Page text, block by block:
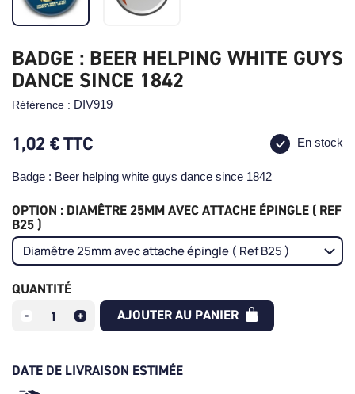
BADGE : BEER HELPING WHITE GUYS
DANCE SINCE 1842
Référence : DIV919
1,02 €TTC En stock
Badge : Beer helping white guys dance since 1842
OPTION : DIAMÊTRE 25MM AVEC ATTACHE ÉPINGLE ( REF
B25 )
QUANTITÉ
AJOUTER AU PANIER
DATE DE LIVRAISON ESTIMÉE